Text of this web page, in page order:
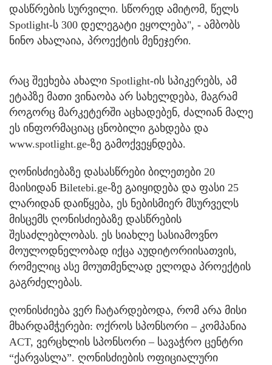
დასწრების სურვილი. სწორედ ამიტომ, წელს
Spotlight-ს 300 დელეგატი ეყოლება", - ამბობს
ნინო ახალაია, პროექტის მენეჯერი.
რაც შეეხება ახალი Spotlight-ის სპიკერებს, ამ
ეტაპზე მათი ვინაობა არ სახელდება, მაგრამ
როგორც მარკეტერში აცხადებენ, ძალიან მალე
ეს ინფორმაციაც ცნობილი გახდება და
www.spotlight.ge-ზე გამოქვეყნდება.
ღონისძიებაზე დასასწრები ბილეთები 20
მაისიდან Biletebi.ge-ზე გაიყიდება და ფასი 25
ლარიდან დაიწყება, ეს ნებისმიერ მსურველს
მისცემს ღონისძიებაზე დასწრების
შესაძლებლობას. ეს სიახლე სასიამოვნო
მოულოდნელობად იქცა აუდიტორიისათვის,
რომელიც ასე მოუთმენლად ელოდა პროექტის
გაგრძელებას.
ღონისძიება ვერ ჩატარდებოდა, რომ არა მისი
მხარდამჭერები: ოქროს სპონსორი – კომპანია
ACT, ვერცხლის სპონსორი – სავაჭრო ცენტრი
“ქარვასლა”. ღონისძიების ოფიციალური